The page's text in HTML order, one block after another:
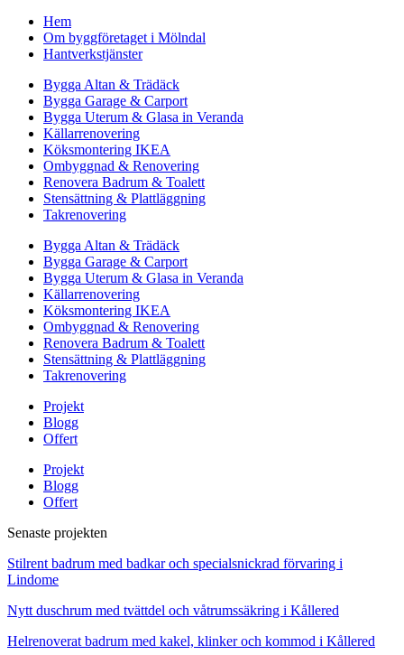
Hem
Om byggföretaget i Mölndal
Hantverkstjänster
Bygga Altan & Trädäck
Bygga Garage & Carport
Bygga Uterum & Glasa in Veranda
Källarrenovering
Köksmontering IKEA
Ombyggnad & Renovering
Renovera Badrum & Toalett
Stensättning & Plattläggning
Takrenovering
Bygga Altan & Trädäck
Bygga Garage & Carport
Bygga Uterum & Glasa in Veranda
Källarrenovering
Köksmontering IKEA
Ombyggnad & Renovering
Renovera Badrum & Toalett
Stensättning & Plattläggning
Takrenovering
Projekt
Blogg
Offert
Projekt
Blogg
Offert
Senaste projekten
Stilrent badrum med badkar och specialsnickrad förvaring i
Lindome
Nytt duschrum med tvättdel och våtrumssäkring i Kållered
Helrenoverat badrum med kakel, klinker och kommod i Kållered